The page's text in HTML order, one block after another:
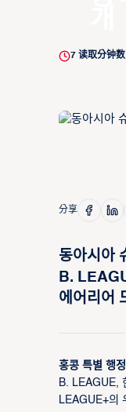
7读取分钟数
分享
동아시아
B.
에어리어
홍콩 특별 행
B. LEAGUE,
LEAGUE+의